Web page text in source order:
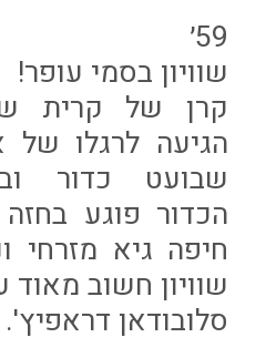
59׳
שוויון בסמי עופר!
קרן של קרית
הגיעה לרגלו של
שבועט כדור
הכדור פוגע
חיפה גיא מזרחי
שוויון חשוב
סלובודאן דראפיץ'.